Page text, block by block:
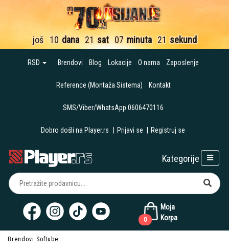
još 10 dana 21 sat 07 minuta 21 sekund
RSD Brendovi Blog Lokacije O nama Zaposlenje
Reference (Montaža Sistema) Kontakt
SMS/Viber/WhatsApp 0606470116
Dobro došli na Player.rs Prijavi se Registruj se
Moja
Korpa
0
Kategorije
Brendovi Softube